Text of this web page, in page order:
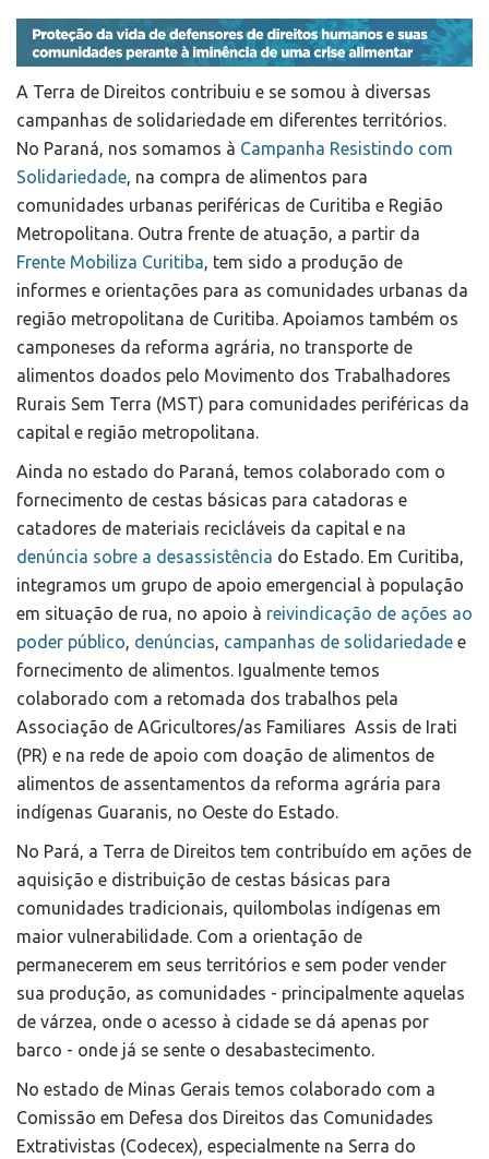
A Terra de Direitos contribuiu e se somou à diversas
campanhas de solidariedade em diferentes territórios.
No Paraná, nos somamos à Campanha Resistindo com
Solidariedade, na compra de alimentos para
comunidades urbanas periféricas de Curitiba e Região
Metropolitana. Outra frente de atuação, a partir da
Frente Mobiliza Curitiba, tem sido a produção de
informes e orientações para as comunidades urbanas da
região metropolitana de Curitiba. Apoiamos também os
camponeses da reforma agrária, no transporte de
alimentos doados pelo Movimento dos Trabalhadores
Rurais Sem Terra (MST) para comunidades periféricas da
capital e região metropolitana.
Ainda no estado do Paraná, temos colaborado com o
fornecimento de cestas básicas para catadoras e
catadores de materiais recicláveis da capital e na
denúncia sobre a desassistência do Estado. Em Curitiba,
integramos um grupo de apoio emergencial à população
em situação de rua, no apoio à reivindicação de ações ao
poder público, denúncias, campanhas de solidariedade e
fornecimento de alimentos. Igualmente temos
colaborado com a retomada dos trabalhos pela
Associação de AGricultores/as Familiares Assis de Irati
(PR) e na rede de apoio com doação de alimentos de
alimentos de assentamentos da reforma agrária para
indígenas Guaranis, no Oeste do Estado.
No Pará, a Terra de Direitos tem contribuído em ações de
aquisição e distribuição de cestas básicas para
comunidades tradicionais, quilombolas indígenas em
maior vulnerabilidade. Com a orientação de
permanecerem em seus territórios e sem poder vender
sua produção, as comunidades - principalmente aquelas
de várzea, onde o acesso à cidade se dá apenas por
barco - onde já se sente o desabastecimento.
No estado de Minas Gerais temos colaborado com a
Comissão em Defesa dos Direitos das Comunidades
Extrativistas (Codecex), especialmente na Serra do